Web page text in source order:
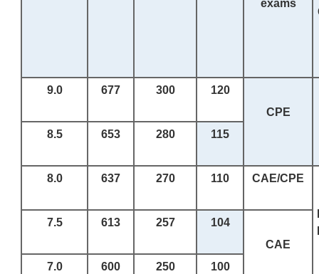
exams
9.0 677 300
120
CPE
8.5
653 280 115
8.0 637 270 110 CAE/CPE
7.5 613 257 104
CAE
7.0
600 250 100